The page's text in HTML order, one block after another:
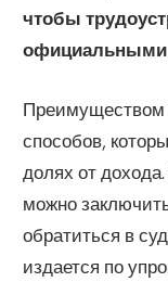
чтобы
Преимуществом
способов,
долях от
можно
обратиться в
издается по